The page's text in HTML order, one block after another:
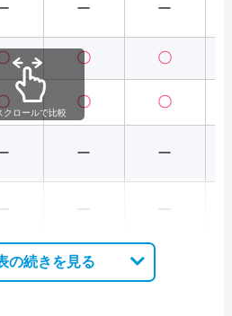
ー ー
〇 〇
〇 〇
ー ー
ー ー
クロールで比較
の続きを見る